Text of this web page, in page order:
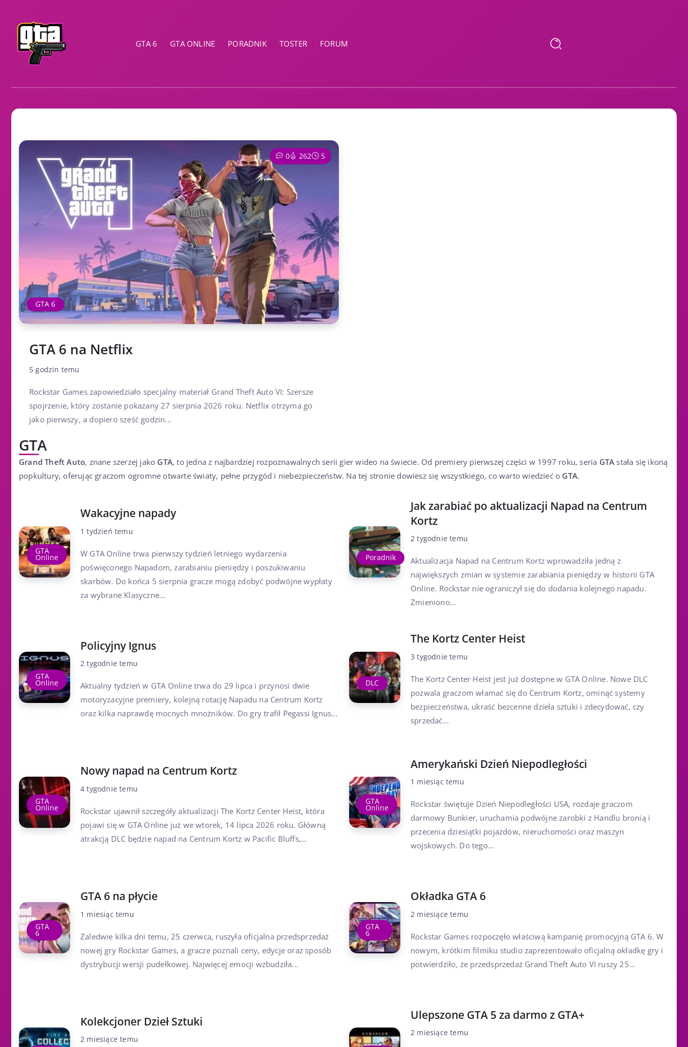
GTA 6 GTA ONLINE PORADNIK TOSTER FORUM
0 262 5
GTA 6
GTA 6 na Netflix
5 godzin temu
Rockstar Games zapowiedziało specjalny materiał Grand Theft Auto VI: Szersze
spojrzenie, który zostanie pokazany 27 sierpnia 2026 roku. Netflix otrzyma go
jako pierwszy, a dopiero sześć godzin...
GTA
Grand Theft Auto, znane szerzej jako GTA, to jedna z najbardziej rozpoznawalnych serii gier wideo na świecie. Od premiery pierwszej części w 1997 roku, seria GTA stała się ikoną
popkultury, oferując graczom ogromne otwarte światy, pełne przygód i niebezpieczeństw. Na tej stronie dowiesz się wszystkiego, co warto wiedzieć o GTA.
GTA
Online
Wakacyjne napady
1 tydzień temu
W GTA Online trwa pierwszy tydzień letniego wydarzenia
poświęconego Napadom, zarabianiu pieniędzy i poszukiwaniu
skarbów. Do końca 5 sierpnia gracze mogą zdobyć podwójne wypłaty
za wybrane Klasyczne...
Poradnik
Jak zarabiać po aktualizacji Napad na Centrum
Kortz
2 tygodnie temu
Aktualizacja Napad na Centrum Kortz wprowadziła jedną z
największych zmian w systemie zarabiania pieniędzy w historii GTA
Online. Rockstar nie ograniczył się do dodania kolejnego napadu.
Zmieniono...
GTA
Online
Policyjny Ignus
2 tygodnie temu
Aktualny tydzień w GTA Online trwa do 29 lipca i przynosi dwie
motoryzacyjne premiery, kolejną rotację Napadu na Centrum Kortz
oraz kilka naprawdę mocnych mnożników. Do gry trafił Pegassi Ignus...
DLC
The Kortz Center Heist
3 tygodnie temu
The Kortz Center Heist jest już dostępne w GTA Online. Nowe DLC
pozwala graczom włamać się do Centrum Kortz, ominąć systemy
bezpieczeństwa, ukraść bezcenne dzieła sztuki i zdecydować, czy
sprzedać...
GTA
Online
Nowy napad na Centrum Kortz
4 tygodnie temu
Rockstar ujawnił szczegóły aktualizacji The Kortz Center Heist, która
pojawi się w GTA Online już we wtorek, 14 lipca 2026 roku. Główną
atrakcją DLC będzie napad na Centrum Kortz w Pacific Bluffs,...
GTA
Online
Amerykański Dzień Niepodległości
1 miesiąc temu
Rockstar świętuje Dzień Niepodległości USA, rozdaje graczom
darmowy Bunkier, uruchamia podwójne zarobki z Handlu bronią i
przecenia dziesiątki pojazdów, nieruchomości oraz maszyn
wojskowych. Do tego...
GTA
6
GTA 6 na płycie
1 miesiąc temu
Zaledwie kilka dni temu, 25 czerwca, ruszyła oficjalna przedsprzedaż
nowej gry Rockstar Games, a gracze poznali ceny, edycje oraz sposób
dystrybucji wersji pudełkowej. Najwięcej emocji wzbudziła...
GTA
6
Okładka GTA 6
2 miesiące temu
Rockstar Games rozpoczęło właściwą kampanię promocyjną GTA 6. W
nowym, krótkim filmiku studio zaprezentowało oficjalną okładkę gry i
potwierdziło, że przedsprzedaż Grand Theft Auto VI ruszy 25...
Kolekcjoner Dzieł Sztuki
2 miesiące temu
Ulepszone GTA 5 za darmo z GTA+
2 miesiące temu